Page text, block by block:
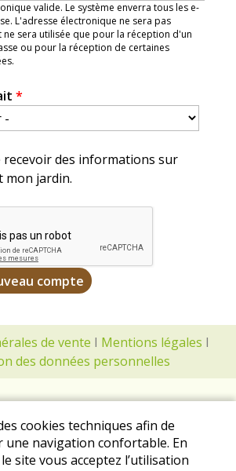
valide. Le système enverra tous les e-
L'adresse électronique ne sera pas
sera utilisée que pour la réception d'un
ou pour la réception de certaines
*
recevoir des informations sur
mon jardin.
de vente I Mentions légales I
des données personnelles
cookies techniques afin de
une navigation confortable. En
site vous acceptez l’utilisation